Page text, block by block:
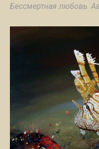
Бессмертная любовь.